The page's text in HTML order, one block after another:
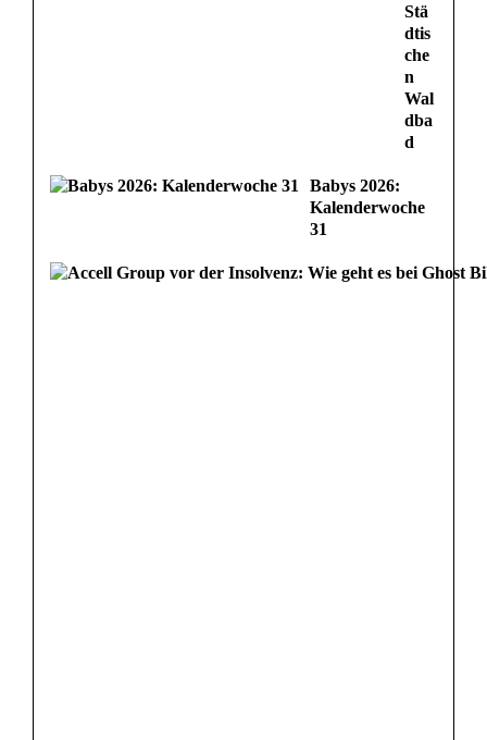
Stä
dtis
che
n
Wal
dba
d
Babys 2026:
Kalenderwoche
31